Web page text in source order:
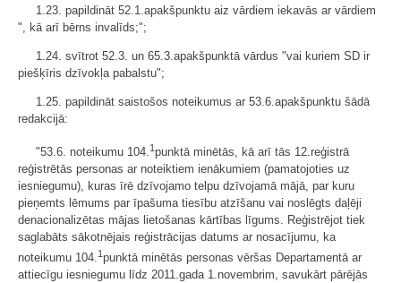
1.23. papildināt 52.1.apakšpunktu aiz vārdiem iekavās ar vārdiem
", kā arī bērns invalīds;";
1.24. svītrot 52.3. un 65.3.apakšpunktā vārdus "vai kuriem SD ir
piešķīris dzīvokļa pabalstu";
1.25. papildināt saistošos noteikumus ar 53.6.apakšpunktu šādā
redakcijā:
"53.6. noteikumu 104. 1punktā minētās, kā arī tās 12.reģistrā
reģistrētās personas ar noteiktiem ienākumiem (pamatojoties uz
iesniegumu), kuras īrē dzīvojamo telpu dzīvojamā mājā, par kuru
pieņemts lēmums par īpašuma tiesību atzīšanu vai noslēgts daļēji
denacionalizētas mājas lietošanas kārtības līgums. Reģistrējot tiek
saglabāts sākotnējais reģistrācijas datums ar nosacījumu, ka
noteikumu 104. 1punktā minētās personas vēršas Departamentā ar
attiecīgu iesniegumu līdz 2011.gada 1.novembrim, savukārt pārējās